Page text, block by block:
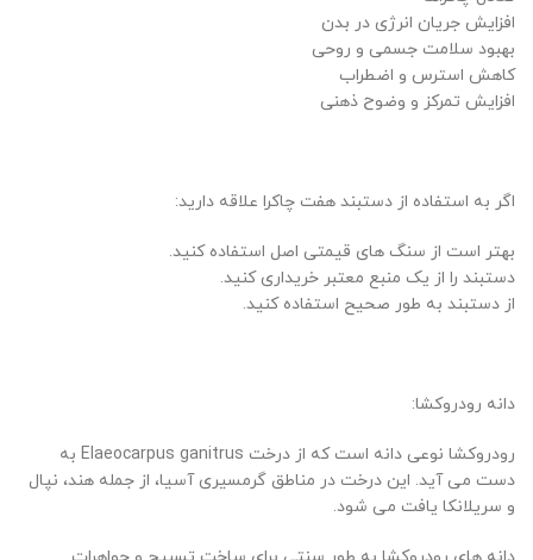
افزایش جریان انرژی در بدن
بهبود سلامت جسمی و روحی
کاهش استرس و اضطراب
افزایش تمرکز و وضوح ذهنی
اگر به استفاده از دستبند هفت چاکرا علاقه دارید:
بهتر است از سنگ های قیمتی اصل استفاده کنید.
دستبند را از یک منبع معتبر خریداری کنید.
از دستبند به طور صحیح استفاده کنید.
دانه رودروکشا:
رودروکشا نوعی دانه است که از درخت Elaeocarpus ganitrus به
دست می آید. این درخت در مناطق گرمسیری آسیا، از جمله هند، نپال
و سریلانکا یافت می شود.